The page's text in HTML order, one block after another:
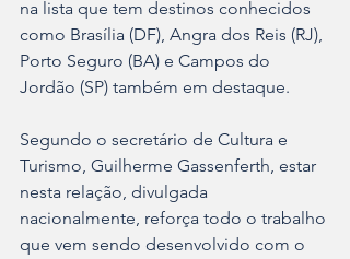
na lista que tem destinos conhecidos
como Brasília (DF), Angra dos Reis (RJ),
Porto Seguro (BA) e Campos do
Jordão (SP) também em destaque.
Segundo o secretário de Cultura e
Turismo, Guilherme Gassenferth, estar
nesta relação, divulgada
nacionalmente, reforça todo o trabalho
que vem sendo desenvolvido com o